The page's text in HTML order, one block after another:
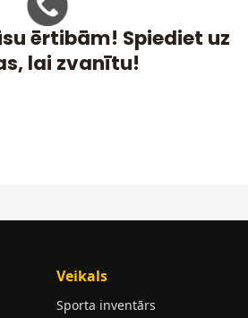
ērtibām! Spiediet uz
lai zvanītu!
Veikals
Sporta inventārs